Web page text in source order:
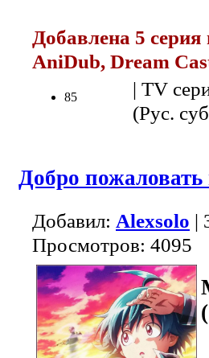
Добавлена 5
AniDub, Dream
85
| TV
(Рус.
Добро
Добавил: Alexsolo |
Просмотров: 4095